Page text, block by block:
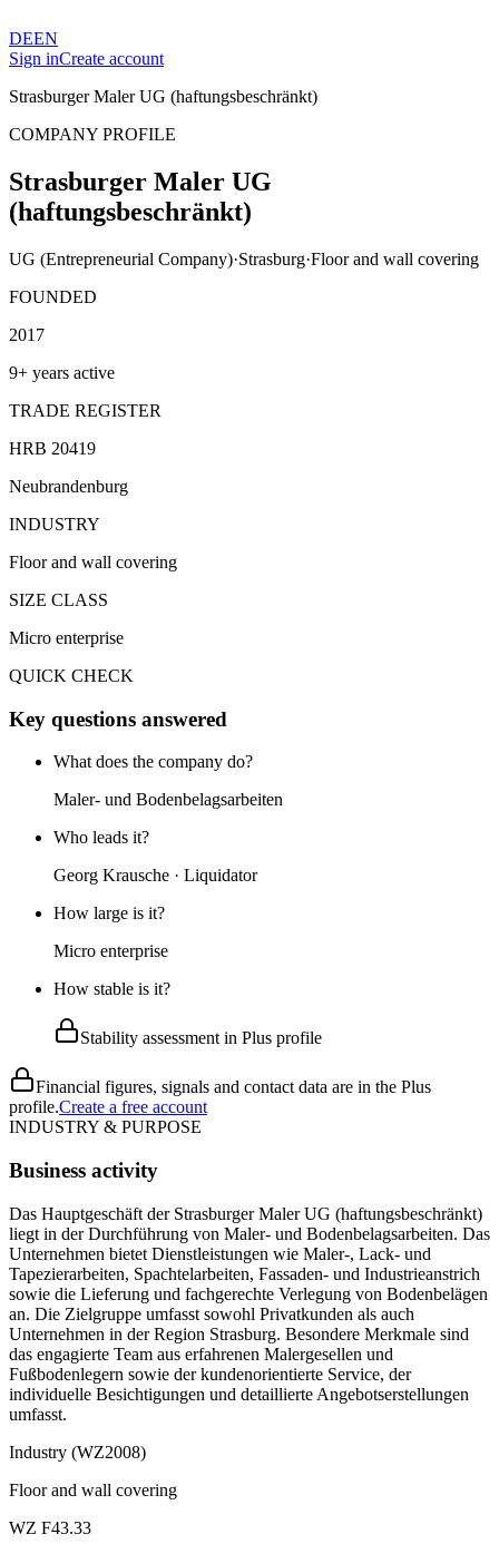
DEEN
Sign inCreate account
Strasburger Maler UG (haftungsbeschränkt)
COMPANY PROFILE
Strasburger Maler UG
(haftungsbeschränkt)
UG (Entrepreneurial Company)·Strasburg·Floor and wall covering
FOUNDED
2017
9+ years active
TRADE REGISTER
HRB 20419
Neubrandenburg
INDUSTRY
Floor and wall covering
SIZE CLASS
Micro enterprise
QUICK CHECK
Key questions answered
What does the company do?
Maler- und Bodenbelagsarbeiten
Who leads it?
Georg Krausche · Liquidator
How large is it?
Micro enterprise
How stable is it?
Stability assessment in Plus profile
Financial figures, signals and contact data are in the Plus
profile.Create a free account
INDUSTRY & PURPOSE
Business activity
Das Hauptgeschäft der Strasburger Maler UG (haftungsbeschränkt)
liegt in der Durchführung von Maler- und Bodenbelagsarbeiten. Das
Unternehmen bietet Dienstleistungen wie Maler-, Lack- und
Tapezierarbeiten, Spachtelarbeiten, Fassaden- und Industrieanstrich
sowie die Lieferung und fachgerechte Verlegung von Bodenbelägen
an. Die Zielgruppe umfasst sowohl Privatkunden als auch
Unternehmen in der Region Strasburg. Besondere Merkmale sind
das engagierte Team aus erfahrenen Malergesellen und
Fußbodenlegern sowie der kundenorientierte Service, der
individuelle Besichtigungen und detaillierte Angebotserstellungen
umfasst.
Industry (WZ2008)
Floor and wall covering
WZ F43.33